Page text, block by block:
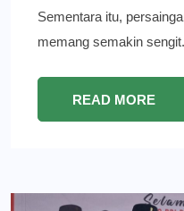
Sementara itu,
memang semakin
READ MORE